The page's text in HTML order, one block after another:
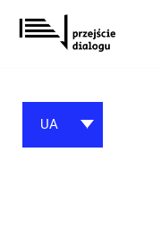
Перейти
до
UA